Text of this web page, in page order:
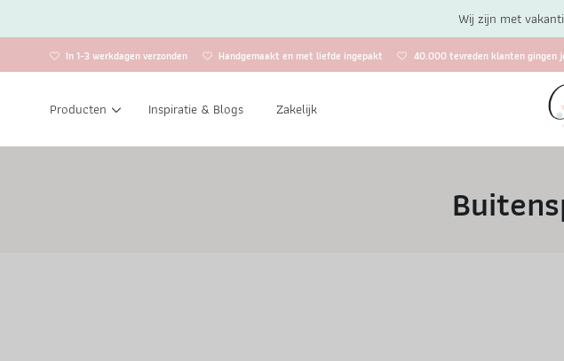
In 1-3 werkdagen verzonden Handgemaakt en met liefde ingepakt 40.000 tevreden klanten gingen
Producten Inspiratie & Blogs Zakelijk
Wij zijn met